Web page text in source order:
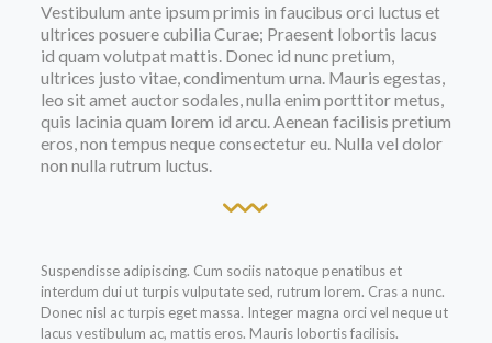
Vestibulum ante ipsum primis in faucibus orci luctus et
ultrices posuere cubilia Curae; Praesent lobortis lacus
id quam volutpat mattis. Donec id nunc pretium,
ultrices justo vitae, condimentum urna. Mauris egestas,
leo sit amet auctor sodales, nulla enim porttitor metus,
quis lacinia quam lorem id arcu. Aenean facilisis pretium
eros, non tempus neque consectetur eu. Nulla vel dolor
non nulla rutrum luctus.
Suspendisse adipiscing. Cum sociis natoque penatibus et
interdum dui ut turpis vulputate sed, rutrum lorem. Cras a nunc.
Donec nisl ac turpis eget massa. Integer magna orci vel neque ut
lacus vestibulum ac, mattis eros. Mauris lobortis facilisis.